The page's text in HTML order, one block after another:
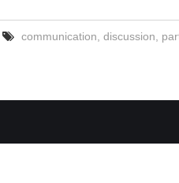
communication discussion